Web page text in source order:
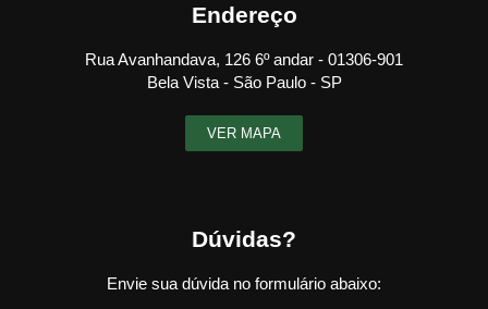
Endereço
Rua Avanhandava, 126 6º andar - 01306-901
Bela Vista - São Paulo - SP
VER MAPA
Dúvidas?
Envie sua dúvida no formulário abaixo: